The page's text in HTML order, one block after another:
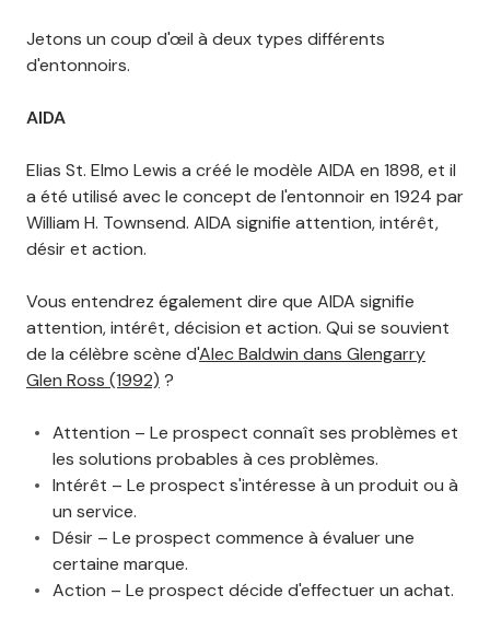
Jetons un coup d'œil à deux types différents
d'entonnoirs.
AIDA
Elias St. Elmo Lewis a créé le modèle AIDA en 1898, et il
a été utilisé avec le concept de l'entonnoir en 1924 par
William H. Townsend. AIDA signifie attention, intérêt,
désir et action.
Vous entendrez également dire que AIDA signifie
attention, intérêt, décision et action. Qui se souvient
de la célèbre scène d'Alec Baldwin dans Glengarry
Glen Ross (1992) ?
Attention – Le prospect connaît ses problèmes et
les solutions probables à ces problèmes.
Intérêt – Le prospect s'intéresse à un produit ou à
un service.
Désir – Le prospect commence à évaluer une
certaine marque.
Action – Le prospect décide d'effectuer un achat.